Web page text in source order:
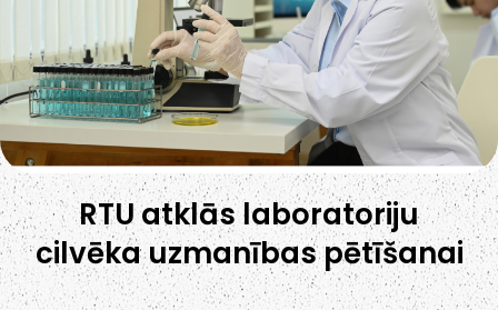
RTU atklās laboratoriju
cilvēka uzmanības pētīšanai